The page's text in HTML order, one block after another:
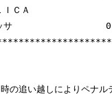
の追い越しによりペナル